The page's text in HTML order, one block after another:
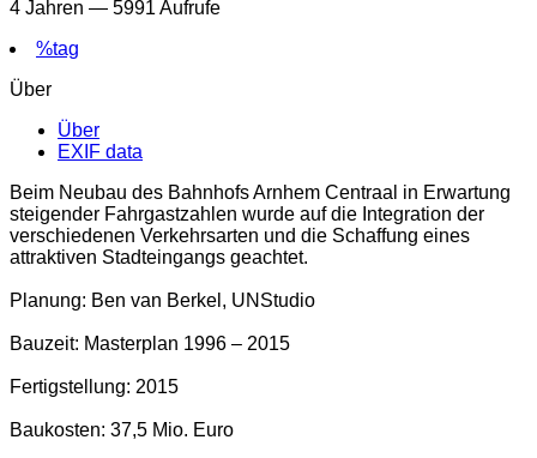
4 Jahren — 5991 Aufrufe
%tag
Über
Über
EXIF data
Beim Neubau des Bahnhofs Arnhem Centraal in Erwartung
steigender Fahrgastzahlen wurde auf die Integration der
verschiedenen Verkehrsarten und die Schaffung eines
attraktiven Stadteingangs geachtet.
Planung: Ben van Berkel, UNStudio
Bauzeit: Masterplan 1996 – 2015
Fertigstellung: 2015
Baukosten: 37,5 Mio. Euro